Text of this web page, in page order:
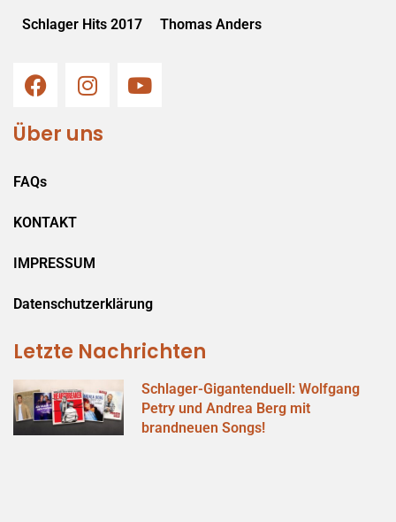
Schlager Hits 2017 Thomas Anders
Über uns
FAQs
KONTAKT
IMPRESSUM
Datenschutzerklärung
Letzte Nachrichten
Schlager-Gigantenduell: Wolfgang
Petry und Andrea Berg mit
brandneuen Songs!